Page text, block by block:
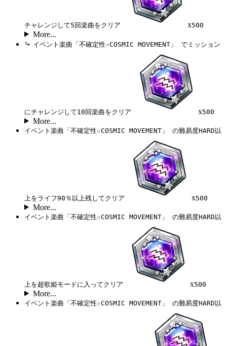
チャレンジして5回楽曲をクリア x500
More...
⤷ イベント楽曲「不確定性☆COSMIC MOVEMENT」 でミッション
にチャレンジして10回楽曲をクリア x500
More...
イベント楽曲「不確定性☆COSMIC MOVEMENT」 の難易度HARD以
上をライフ90％以上残してクリア x500
More...
イベント楽曲「不確定性☆COSMIC MOVEMENT」 の難易度HARD以
上を超歌姫モードに入ってクリア x500
More...
イベント楽曲「不確定性☆COSMIC MOVEMENT」 の難易度HARD以